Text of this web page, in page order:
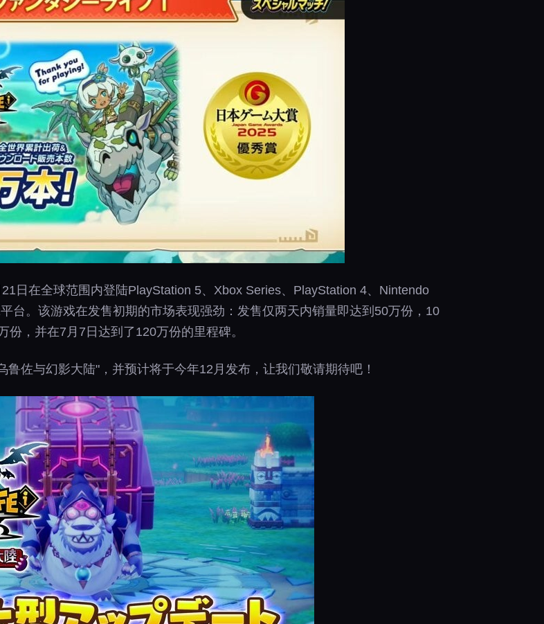
日在全球范围内登陆PlayStation 5、Xbox Series、PlayStation 4、Nintendo
台。该游戏在发售初期的市场表现强劲：发售仅两天内销量即达到50万份，10
，并在7月7日达到了120万份的里程碑。
佐与幻影大陆"，并预计将于今年12月发布，让我们敬请期待吧！